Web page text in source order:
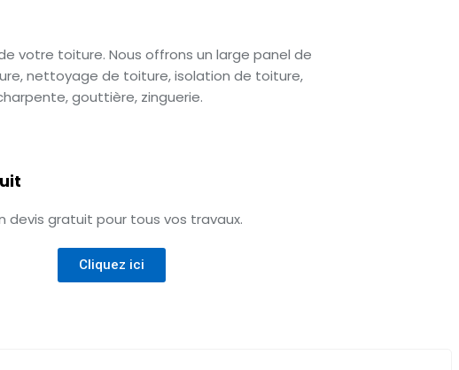
votre toiture. Nous offrons un large panel de
nettoyage de toiture, isolation de toiture,
gouttière, zinguerie.
devis gratuit pour tous vos travaux.
Cliquez ici